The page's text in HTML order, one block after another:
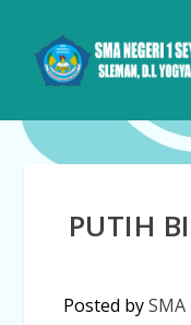
PUTIH
Posted bySMA